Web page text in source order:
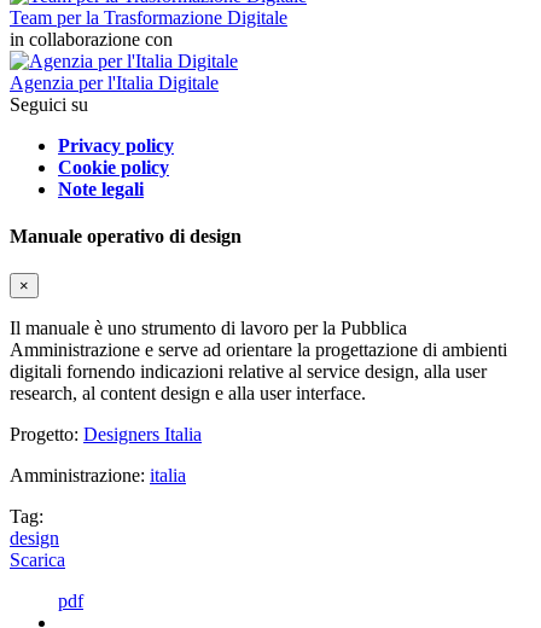
Team per la Trasformazione Digitale
in collaborazione con
Agenzia per l'Italia Digitale
Seguici su
Privacy policy
Cookie policy
Note legali
Manuale operativo di design
×
Il manuale è uno strumento di lavoro per la Pubblica
Amministrazione e serve ad orientare la progettazione di ambienti
digitali fornendo indicazioni relative al service design, alla user
research, al content design e alla user interface.
Progetto: Designers Italia
Amministrazione: italia
Tag:
design
Scarica
pdf